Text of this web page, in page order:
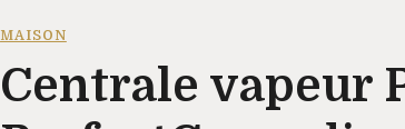
MAISON
Centrale vapeur